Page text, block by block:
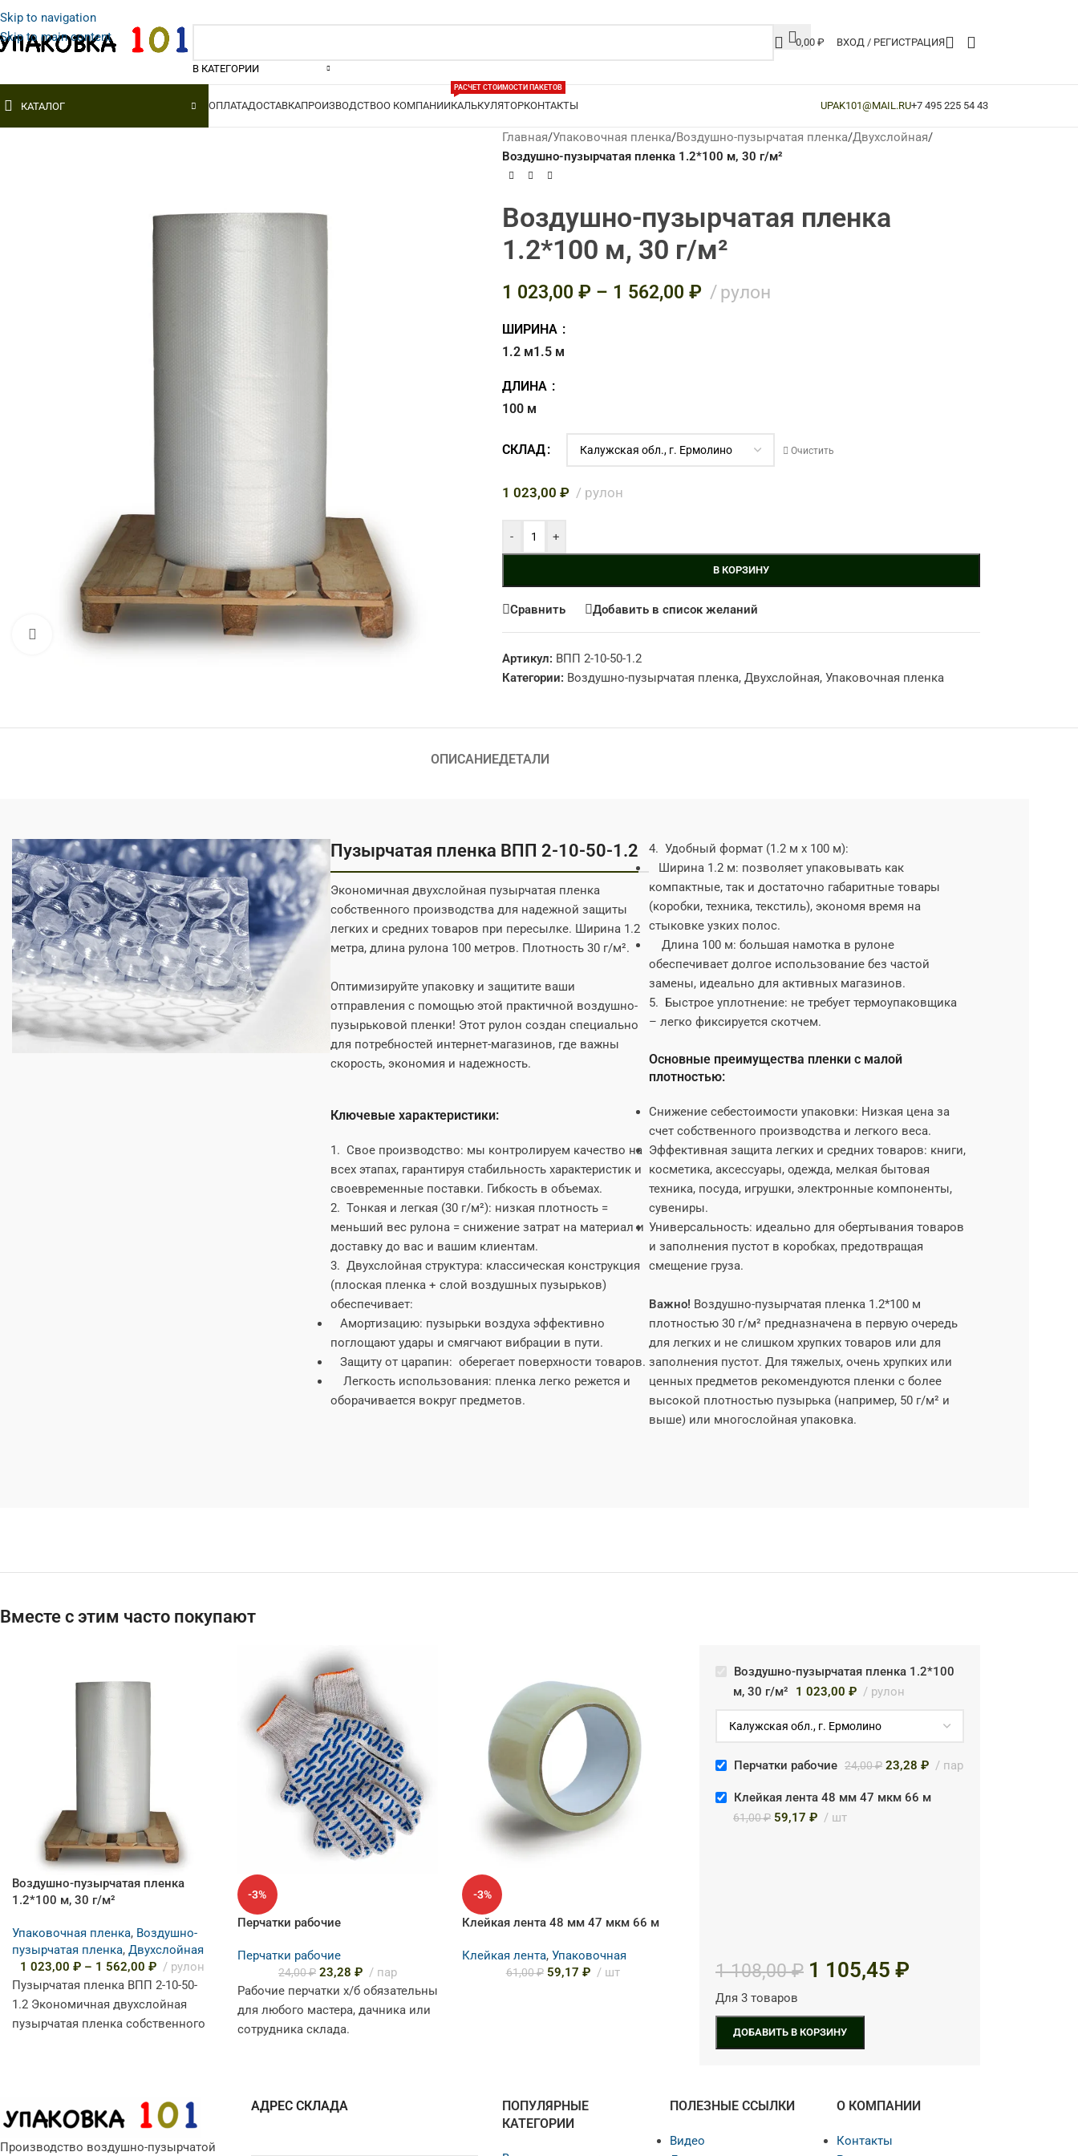
Skip to navigation
Skip to main content
В КАТЕГОРИИ
0,00 ₽ ВХОД / РЕГИСТРАЦИЯ
КАТАЛОГ
СТРЕЙЧ-ПЛЕНКА
Ручная
Машинная
Диспенсеры для стрейч
пленки
1-й сорт
ОПЛАТАДОСТАВКАПРОИЗВОДСТВОО КОМПАНИИКАЛЬКУЛЯТОР
РАСЧЕТ СТОИМОСТИ ПАКЕТОВ
КОНТАКТЫ UPAK101@MAIL.RU+7 495 225 54 43
Нажмите, чтобы увеличить
Главная/Упаковочная пленка/Воздушно-пузырчатая пленка/Двухслойная/
Воздушно-пузырчатая пленка 1.2*100 м, 30 г/м²
Воздушно-пузырчатая пленка
1.2*100 м, 30 г/м²
1 023,00 ₽ – 1 562,00 ₽ рулон
ШИРИНА
1.2 м1.5 м
ДЛИНА
100 м
СКЛАД Очистить
1 023,00 ₽ рулон
- +
В КОРЗИНУ
Сравнить Добавить в список желаний
Артикул: ВПП 2-10-50-1.2
Категории: Воздушно-пузырчатая пленка, Двухслойная, Упаковочная пленка
ОПИСАНИЕДЕТАЛИ
Пузырчатая пленка ВПП 2-10-50-1.2
Экономичная двухслойная пузырчатая пленка
собственного производства для надежной защиты
легких и средних товаров при пересылке. Ширина 1.2
метра, длина рулона 100 метров. Плотность 30 г/м².
Оптимизируйте упаковку и защитите ваши
отправления с помощью этой практичной воздушно-
пузырьковой пленки! Этот рулон создан специально
для потребностей интернет-магазинов, где важны
скорость, экономия и надежность.
Ключевые характеристики:
1. Свое производство: мы контролируем качество на
всех этапах, гарантируя стабильность характеристик и
своевременные поставки. Гибкость в объемах.
2. Тонкая и легкая (30 г/м²): низкая плотность =
меньший вес рулона = снижение затрат на материал и
доставку до вас и вашим клиентам.
3. Двухслойная структура: классическая конструкция
(плоская пленка + слой воздушных пузырьков)
обеспечивает:
Амортизацию: пузырьки воздуха эффективно
поглощают удары и смягчают вибрации в пути.
Защиту от царапин: оберегает поверхности товаров.
Легкость использования: пленка легко режется и
оборачивается вокруг предметов.
4. Удобный формат (1.2 м х 100 м):
Ширина 1.2 м: позволяет упаковывать как
компактные, так и достаточно габаритные товары
(коробки, техника, текстиль), экономя время на
стыковке узких полос.
Длина 100 м: большая намотка в рулоне
обеспечивает долгое использование без частой
замены, идеально для активных магазинов.
5. Быстрое уплотнение: не требует термоупаковщика
– легко фиксируется скотчем.
Основные преимущества пленки с малой
плотностью:
Снижение себестоимости упаковки: Низкая цена за
счет собственного производства и легкого веса.
Эффективная защита легких и средних товаров: книги,
косметика, аксессуары, одежда, мелкая бытовая
техника, посуда, игрушки, электронные компоненты,
сувениры.
Универсальность: идеально для обертывания товаров
и заполнения пустот в коробках, предотвращая
смещение груза.
Важно! Воздушно-пузырчатая пленка 1.2*100 м
плотностью 30 г/м² предназначена в первую очередь
для легких и не слишком хрупких товаров или для
заполнения пустот. Для тяжелых, очень хрупких или
ценных предметов рекомендуются пленки с более
высокой плотностью пузырька (например, 50 г/м² и
выше) или многослойная упаковка.
Вместе с этим часто покупают
Воздушно-пузырчатая пленка
1.2*100 м, 30 г/м²
Упаковочная пленка, Воздушно-
пузырчатая пленка, Двухслойная
1 023,00₽ – 1 562,00₽
рулон
Пузырчатая пленка ВПП 2-10-50-
1.2 Экономичная двухслойная
пузырчатая пленка собственного
-3%
Перчатки рабочие
Перчатки рабочие
24,00₽ 23,28 ₽
пар
Рабочие перчатки х/б обязательны
для любого мастера, дачника или
сотрудника склада.
-3%
Клейкая лента 48 мм 47 мкм 66 м
Клейкая лента, Упаковочная
61,00₽ 59,17 ₽ шт
Воздушно-пузырчатая пленка 1.2*100
м, 30 г/м²
1 023,00 ₽ рулон
Перчатки рабочие 24,00₽ 23,28 ₽ пар
Клейкая лента 48 мм 47 мкм 66 м
61,00₽ 59,17 ₽ шт
1 108,00₽ 1 105,45 ₽
Для 3 товаров
ДОБАВИТЬ В КОРЗИНУ
Производство воздушно-пузырчатой
АДРЕС СКЛАДА
ПОПУЛЯРНЫЕ
КАТЕГОРИИ
ПОЛЕЗНЫЕ ССЫЛКИ
Видео
О КОМПАНИИ
Контакты